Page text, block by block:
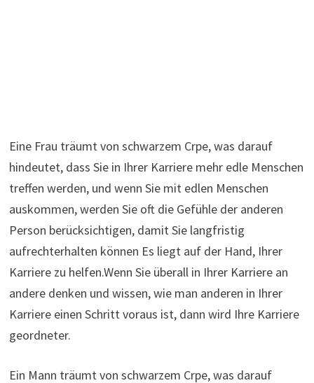
Eine Frau träumt von schwarzem Crpe, was darauf
hindeutet, dass Sie in Ihrer Karriere mehr edle Menschen
treffen werden, und wenn Sie mit edlen Menschen
auskommen, werden Sie oft die Gefühle der anderen
Person berücksichtigen, damit Sie langfristig
aufrechterhalten können Es liegt auf der Hand, Ihrer
Karriere zu helfen.Wenn Sie überall in Ihrer Karriere an
andere denken und wissen, wie man anderen in Ihrer
Karriere einen Schritt voraus ist, dann wird Ihre Karriere
geordneter.
Ein Mann träumt von schwarzem Crpe, was darauf